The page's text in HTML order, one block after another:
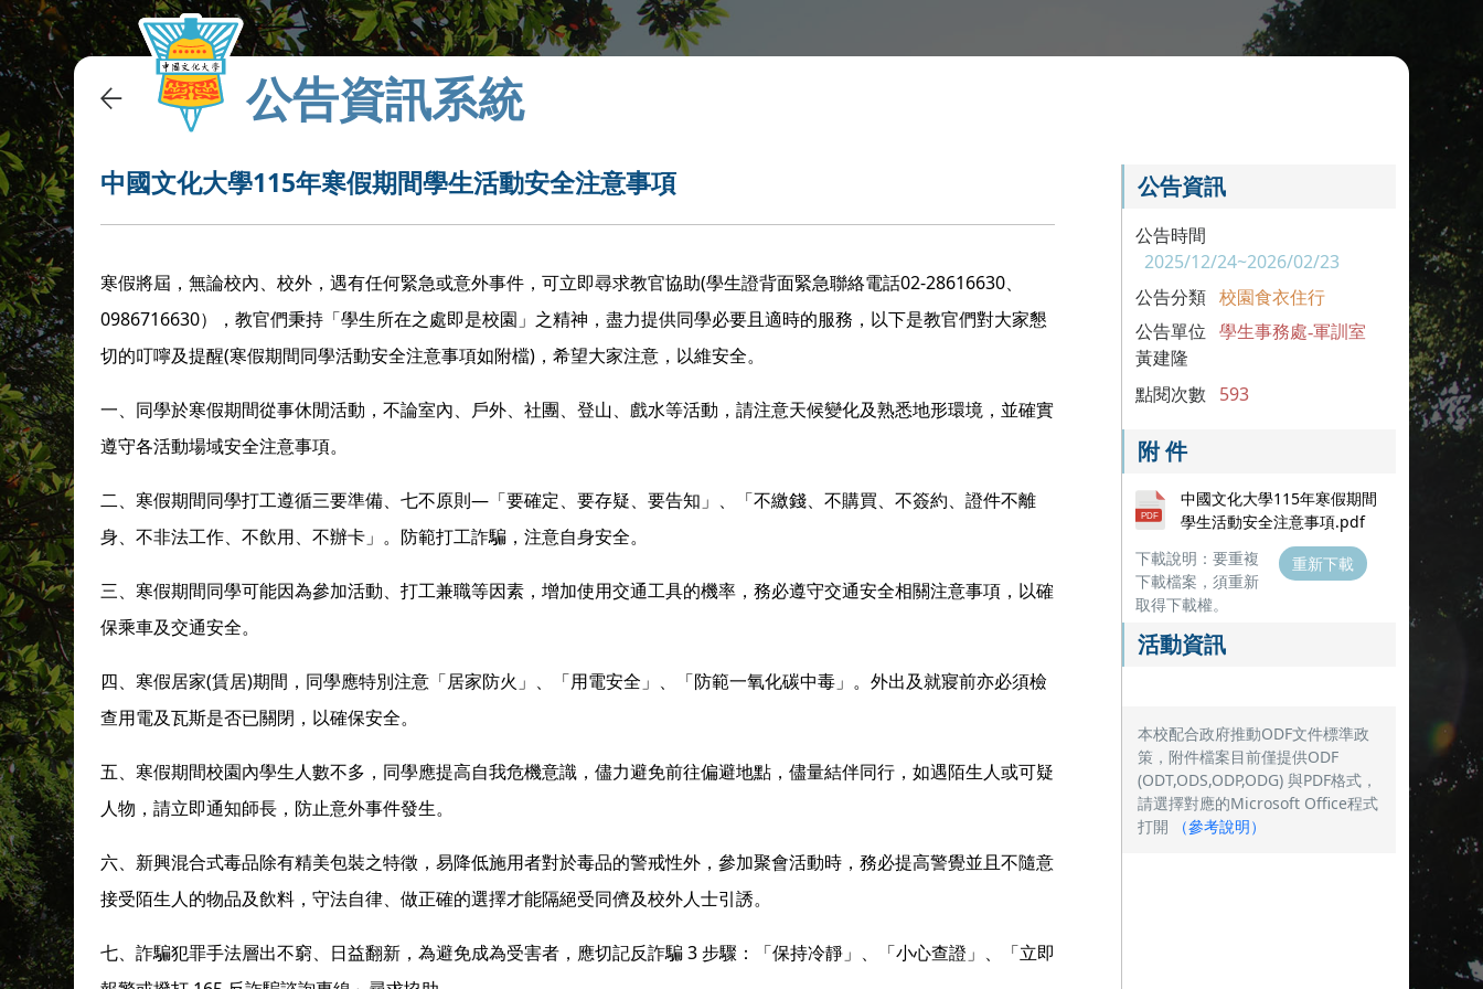
公告資訊系統
中國文化大學115年寒假期間學生活動安全注意事項
寒假將屆，無論校內、校外，遇有任何緊急或意外事件，可立即尋求教官協助(學生證背面緊急聯絡電話02-28616630
0986716630），教官們秉持「學生所在之處即是校園」之精神，盡力提供同學必要且適時的服務，以下是教官們對大家懇
切的叮嚀及提醒(寒假期間同學活動安全注意事項如附檔) ，希望大家注意，以維安全。
一、同學於寒假期間從事休閒活動，不論室內、戶外、社團、登山、戲水等活動，請注意天候變化及熟悉地形環境，並確實
遵守各活動場域安全注意事項。
二、寒假期間同學打工遵循三要準備、七不原則— 「要確定、要存疑、要告知」、「不繳錢、不購買、不簽約、證件不離
身、不非法工作、不飲用、不辦卡」。防範打工詐騙，注意自身安全。
三、寒假期間同學可能因為參加活動、打工兼職等因素，增加使用交通工具的機率，務必遵守交通安全相關注意事項，以確
保乘車及交通安全。
四、寒假居家(賃居)期間，同學應特別注意「居家防火」、「用電安全」、「防範一氧化碳中毒」。外出及就寢前亦必須檢
查用電及瓦斯是否已關閉，以確保安全。
五、寒假期間校園內學生人數不多，同學應提高自我危機意識，儘力避免前往偏避地點，儘量結伴同行，如遇陌生人或可疑
人物，請立即通知師長，防止意外事件發生。
六、新興混合式毒品除有精美包裝之特徵，易降低施用者對於毒品的警戒性外，參加聚會活動時，務必提高警覺並且不隨意
接受陌生人的物品及飲料，守法自律、做正確的選擇才能隔絕受同儕及校外人士引誘。
七、詐騙犯罪手法層出不窮、日益翻新，為避免成為受害者，應切記反詐騙 3步驟：「保持冷靜」、「小心查證」、「立即
公告資訊
公告時間
2025/12/24~2026/02/23
公告分類 校園食衣住行
公告單位
學生事務處-軍訓室
黃建隆
點閱次數 593
附 件
中國文化大學115年寒假期間
學生活動安全注意事項.pdf
下載說明：要重複
下載檔案，須重新
取得下載權。
重新下載
活動資訊
本校配合政府推動ODF文件標準政
策，附件檔案目前僅提供ODF
(ODT,ODS,ODP,ODG) 與PDF格式，
請選擇對應的Microsoft Office程式
打開
（參考說明）